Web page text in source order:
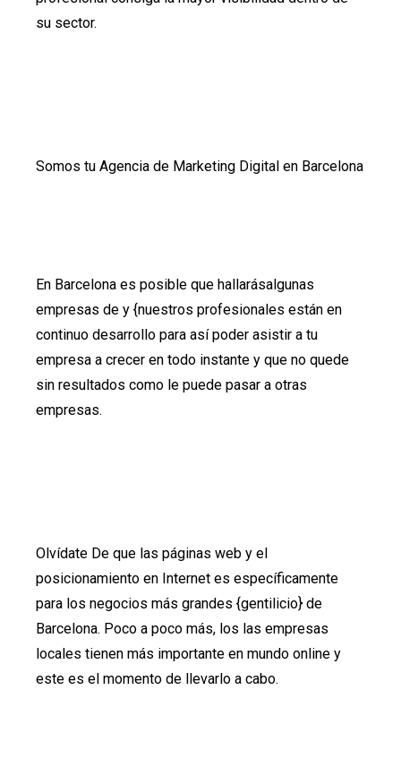
su sector.
Somos tu Agencia de Marketing Digital en Barcelona
En Barcelona es posible que hallarásalgunas
empresas de y {nuestros profesionales están en
continuo desarrollo para así poder asistir a tu
empresa a crecer en todo instante y que no quede
sin resultados como le puede pasar a otras
empresas.
Olvídate De que las páginas web y el
posicionamiento en Internet es específicamente
para los negocios más grandes {gentilicio} de
Barcelona. Poco a poco más, los las empresas
locales tienen más importante en mundo online y
este es el momento de llevarlo a cabo.